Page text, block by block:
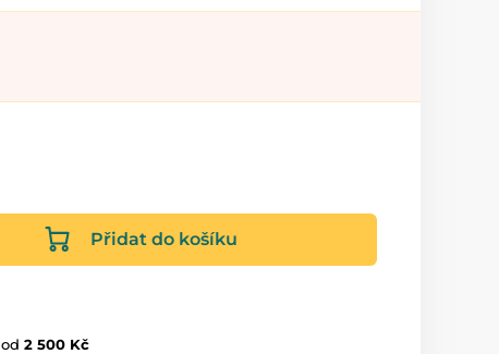
Přidat do košíku
od 2 500 Kč